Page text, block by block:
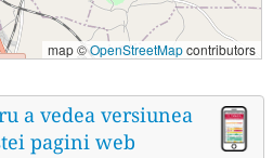
map ©OpenStreetMapcontributors
a vedea versiunea
pagini web